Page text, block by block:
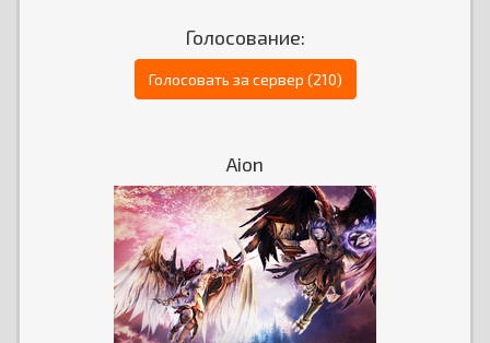
Голосование:
Голосовать за сервер (210)
Aion